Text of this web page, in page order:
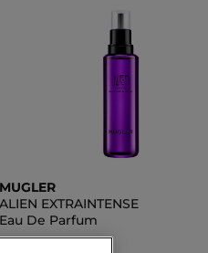
MUGLER
ALIEN EXTRAINTENSE
Eau De Parfum